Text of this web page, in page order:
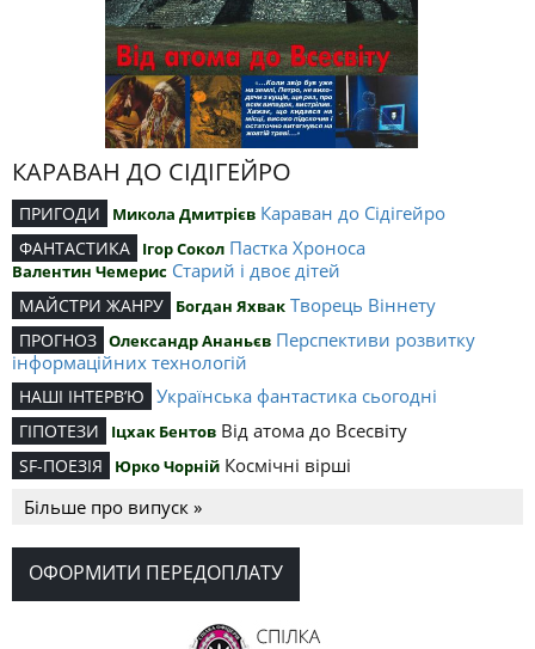
КАРАВАН ДО СІДІГЕЙРО
ПРИГОДИ Микола Дмитрієв Караван до Сідігейро
ФАНТАСТИКА Ігор Сокол Пастка Хроноса
Валентин Чемерис Старий і двоє дітей
МАЙСТРИ ЖАНРУ Богдан Яхвак Творець Віннету
ПРОГНОЗ Олександр Ананьєв Перспективи розвитку
інформаційних технологій
НАШІ ІНТЕРВ’Ю Українська фантастика сьогодні
ГІПОТЕЗИ Іцхак Бентов Від атома до Всесвіту
SF-ПОЕЗІЯ Юрко Чорній Космічні вірші
Більше про випуск »
ОФОРМИТИ ПЕРЕДОПЛАТУ